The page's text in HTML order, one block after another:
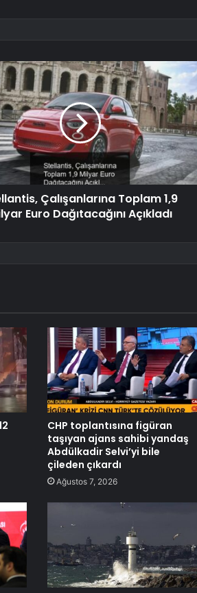
Çalışanlarına Toplam 1,9
Euro Dağıtacağını Açıkladı
CHP toplantısına figüran
taşıyan ajans sahibi yandaş
Abdülkadir Selvi’yi bile
çileden çıkardı
Ağustos 7, 2026